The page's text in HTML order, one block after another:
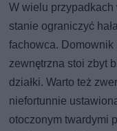
W wielu przypadkach
stanie ograniczyć
fachowca.
zewnętrzna stoi zbyt
działki. Warto też
niefortunnie
otoczonym twardymi